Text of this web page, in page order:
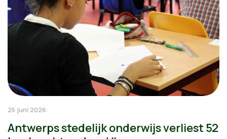
25 juni 2026
Antwerps stedelijk onderwijs verliest 52